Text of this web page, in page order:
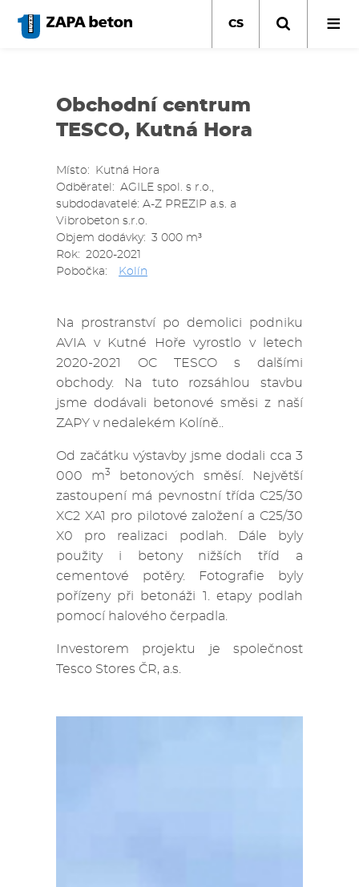
hlavnímu
CS
Obchodní centrum
TESCO, Kutná Hora
Místo
Kutná Hora
Odběratel
AGILE spol. s r.o.,
subdodavatelé: A-Z PREZIP a.s. a
Vibrobeton s.r.o.
Objem dodávky
3 000 m³
Rok
2020-2021
Pobočka
Kolín
Na prostranství po demolici podniku
AVIA v Kutné Hoře vyrostlo v letech
2020-2021 OC TESCO s dalšími
obchody. Na tuto rozsáhlou stavbu
jsme dodávali betonové směsi z naší
ZAPY v nedalekém Kolíně..
Od začátku výstavby jsme dodali cca 3
000 m3
betonových směsí. Největší
zastoupení má pevnostní třída C25/30
XC2 XA1 pro pilotové založení a C25/30
X0 pro realizaci podlah. Dále byly
použity i betony nižších tříd a
cementové potěry. Fotografie byly
pořízeny při betonáži 1. etapy podlah
pomocí halového čerpadla.
Investorem projektu je společnost
Tesco Stores ČR, a.s.